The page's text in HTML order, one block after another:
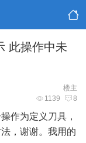
此操作中未
楼主
1139 8
作为定义刀具，
，谢谢。我用的